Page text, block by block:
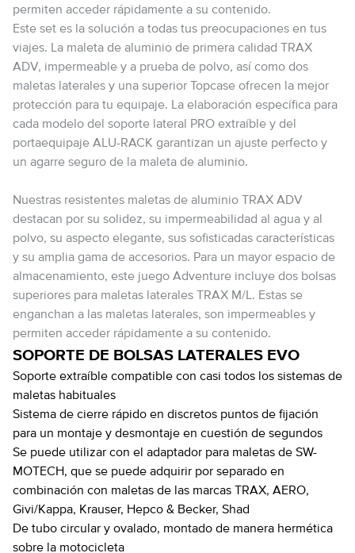
permiten acceder rápidamente a su contenido.
Este set es la solución a todas tus preocupaciones en tus
viajes. La maleta de aluminio de primera calidad TRAX
ADV, impermeable y a prueba de polvo, así como dos
maletas laterales y una superior Topcase ofrecen la mejor
protección para tu equipaje. La elaboración específica para
cada modelo del soporte lateral PRO extraíble y del
portaequipaje ALU-RACK garantizan un ajuste perfecto y
un agarre seguro de la maleta de aluminio.
Nuestras resistentes maletas de aluminio TRAX ADV
destacan por su solidez, su impermeabilidad al agua y al
polvo, su aspecto elegante, sus sofisticadas características
y su amplia gama de accesorios. Para un mayor espacio de
almacenamiento, este juego Adventure incluye dos bolsas
superiores para maletas laterales TRAX M/L. Estas se
enganchan a las maletas laterales, son impermeables y
permiten acceder rápidamente a su contenido.
SOPORTE DE BOLSAS LATERALES EVO
Soporte extraíble compatible con casi todos los sistemas de
maletas habituales
Sistema de cierre rápido en discretos puntos de fijación
para un montaje y desmontaje en cuestión de segundos
Se puede utilizar con el adaptador para maletas de SW-
MOTECH, que se puede adquirir por separado en
combinación con maletas de las marcas TRAX, AERO,
Givi/Kappa, Krauser, Hepco & Becker, Shad
De tubo circular y ovalado, montado de manera hermética
sobre la motocicleta